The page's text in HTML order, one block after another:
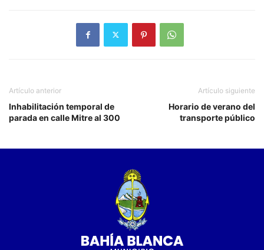
Artículo anterior
Inhabilitación temporal de
parada en calle Mitre al 300
Artículo siguiente
Horario de verano del
transporte público